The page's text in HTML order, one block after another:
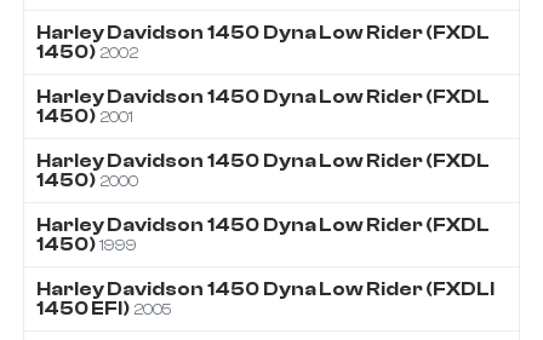
Harley Davidson 1450 Dyna Low Rider (FXDL
1450) 2002
Harley Davidson 1450 Dyna Low Rider (FXDL
1450) 2001
Harley Davidson 1450 Dyna Low Rider (FXDL
1450) 2000
Harley Davidson 1450 Dyna Low Rider (FXDL
1450) 1999
Harley Davidson 1450 Dyna Low Rider (FXDLI
1450 EFI) 2005